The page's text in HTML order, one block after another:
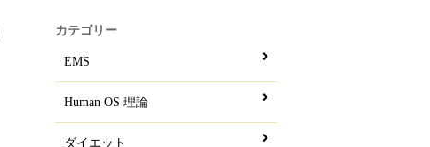
カテゴリー
EMS
Human OS 理論
ダイエット